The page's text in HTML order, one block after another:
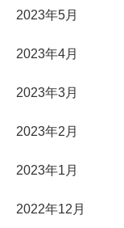
2023年5月
2023年4月
2023年3月
2023年2月
2023年1月
2022年12月